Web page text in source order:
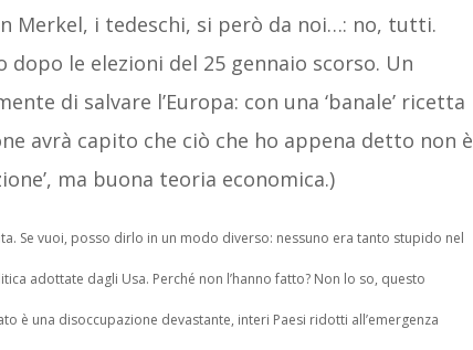
Merkel, i tedeschi, si però da noi…: no, tutti.
dopo le elezioni del 25 gennaio scorso. Un
di salvare l’Europa: con una ‘banale’ ricetta
avrà capito che ciò che ho appena detto non è
ma buona teoria economica.)
Se vuoi, posso dirlo in un modo diverso: nessuno era tanto stupido nel
adottate dagli Usa. Perché non l’hanno fatto? Non lo so, questo
è una disoccupazione devastante, interi Paesi ridotti all’emergenza